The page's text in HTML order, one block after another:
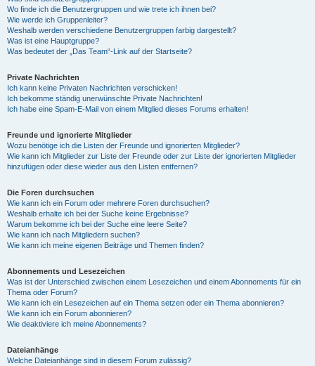
Wo finde ich die Benutzergruppen und wie trete ich ihnen bei?
Wie werde ich Gruppenleiter?
Weshalb werden verschiedene Benutzergruppen farbig dargestellt?
Was ist eine Hauptgruppe?
Was bedeutet der „Das Team“-Link auf der Startseite?
Private Nachrichten
Ich kann keine Privaten Nachrichten verschicken!
Ich bekomme ständig unerwünschte Private Nachrichten!
Ich habe eine Spam-E-Mail von einem Mitglied dieses Forums erhalten!
Freunde und ignorierte Mitglieder
Wozu benötige ich die Listen der Freunde und ignorierten Mitglieder?
Wie kann ich Mitglieder zur Liste der Freunde oder zur Liste der ignorierten Mitglieder
hinzufügen oder diese wieder aus den Listen entfernen?
Die Foren durchsuchen
Wie kann ich ein Forum oder mehrere Foren durchsuchen?
Weshalb erhalte ich bei der Suche keine Ergebnisse?
Warum bekomme ich bei der Suche eine leere Seite?
Wie kann ich nach Mitgliedern suchen?
Wie kann ich meine eigenen Beiträge und Themen finden?
Abonnements und Lesezeichen
Was ist der Unterschied zwischen einem Lesezeichen und einem Abonnements für ein
Thema oder Forum?
Wie kann ich ein Lesezeichen auf ein Thema setzen oder ein Thema abonnieren?
Wie kann ich ein Forum abonnieren?
Wie deaktiviere ich meine Abonnements?
Dateianhänge
Welche Dateianhänge sind in diesem Forum zulässig?